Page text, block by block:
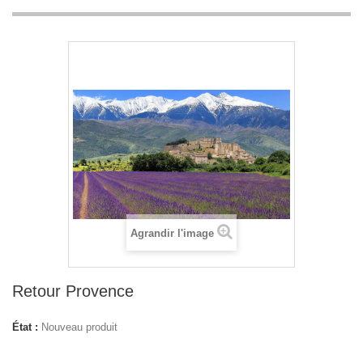
Agrandir l'image
Retour Provence
État : Nouveau produit